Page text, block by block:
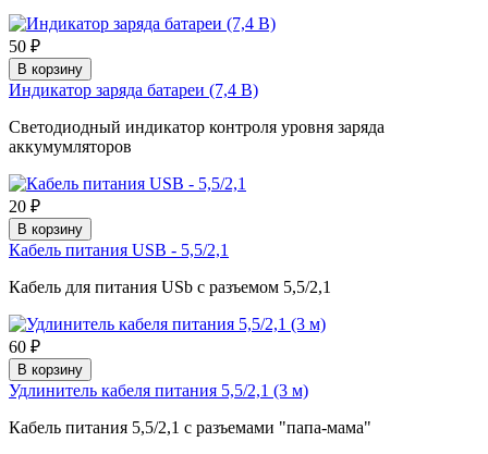
50 ₽
В корзину
Индикатор заряда батареи (7,4 В)
Светодиодный индикатор контроля уровня заряда
аккумумляторов
20 ₽
В корзину
Кабель питания USB - 5,5/2,1
Кабель для питания USb с разъемом 5,5/2,1
60 ₽
В корзину
Удлинитель кабеля питания 5,5/2,1 (3 м)
Кабель питания 5,5/2,1 с разъемами "папа-мама"